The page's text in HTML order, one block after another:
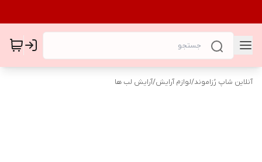
آنلاین شاپ رُزاموند/لوازم آرایش/آرایش لب ها